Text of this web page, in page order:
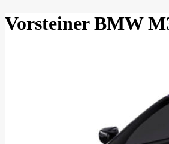
Vorsteiner BMW